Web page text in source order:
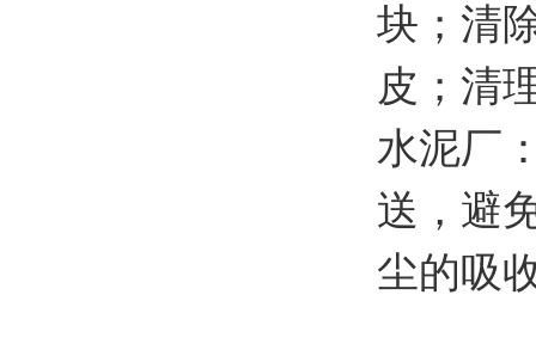
块；清
皮；清
水泥厂
送，避
尘的吸